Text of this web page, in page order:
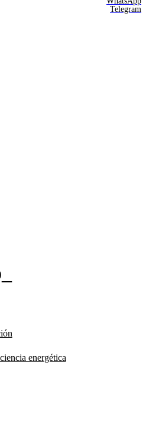
Telegram
energética